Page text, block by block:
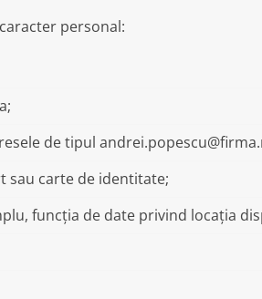
personal:
de tipul
sau carte de identitate;
funcția de date privind locația